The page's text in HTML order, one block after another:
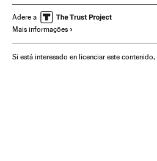
Adere a
Mais informações
Si está interesado en licenciar este contenido,